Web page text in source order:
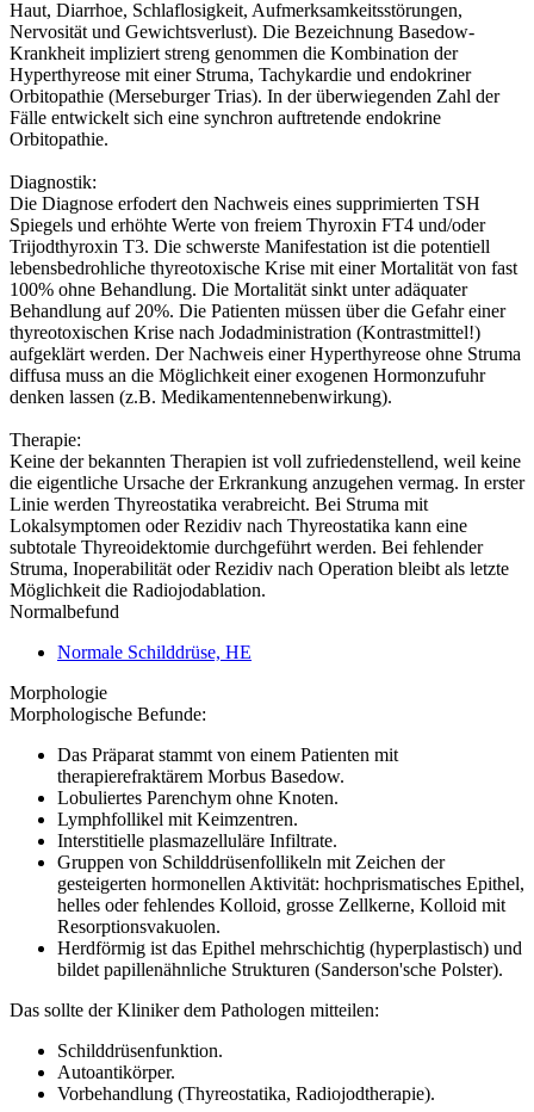
Haut, Diarrhoe, Schlaflosigkeit, Aufmerksamkeitsstörungen,
Nervosität und Gewichtsverlust). Die Bezeichnung Basedow-
Krankheit impliziert streng genommen die Kombination der
Hyperthyreose mit einer Struma, Tachykardie und endokriner
Orbitopathie (Merseburger Trias). In der überwiegenden Zahl der
Fälle entwickelt sich eine synchron auftretende endokrine
Orbitopathie.
Diagnostik:
Die Diagnose erfodert den Nachweis eines supprimierten TSH
Spiegels und erhöhte Werte von freiem Thyroxin FT4 und/oder
Trijodthyroxin T3. Die schwerste Manifestation ist die potentiell
lebensbedrohliche thyreotoxische Krise mit einer Mortalität von fast
100% ohne Behandlung. Die Mortalität sinkt unter adäquater
Behandlung auf 20%. Die Patienten müssen über die Gefahr einer
thyreotoxischen Krise nach Jodadministration (Kontrastmittel!)
aufgeklärt werden. Der Nachweis einer Hyperthyreose ohne Struma
diffusa muss an die Möglichkeit einer exogenen Hormonzufuhr
denken lassen (z.B. Medikamentennebenwirkung).
Therapie:
Keine der bekannten Therapien ist voll zufriedenstellend, weil keine
die eigentliche Ursache der Erkrankung anzugehen vermag. In erster
Linie werden Thyreostatika verabreicht. Bei Struma mit
Lokalsymptomen oder Rezidiv nach Thyreostatika kann eine
subtotale Thyreoidektomie durchgeführt werden. Bei fehlender
Struma, Inoperabilität oder Rezidiv nach Operation bleibt als letzte
Möglichkeit die Radiojodablation.
Normalbefund
Normale Schilddrüse, HE
Morphologie
Morphologische Befunde:
Das Präparat stammt von einem Patienten mit
therapierefraktärem Morbus Basedow.
Lobuliertes Parenchym ohne Knoten.
Lymphfollikel mit Keimzentren.
Interstitielle plasmazelluläre Infiltrate.
Gruppen von Schilddrüsenfollikeln mit Zeichen der
gesteigerten hormonellen Aktivität: hochprismatisches Epithel,
helles oder fehlendes Kolloid, grosse Zellkerne, Kolloid mit
Resorptionsvakuolen.
Herdförmig ist das Epithel mehrschichtig (hyperplastisch) und
bildet papillenähnliche Strukturen (Sanderson'sche Polster).
Das sollte der Kliniker dem Pathologen mitteilen:
Schilddrüsenfunktion.
Autoantikörper.
Vorbehandlung (Thyreostatika, Radiojodtherapie).